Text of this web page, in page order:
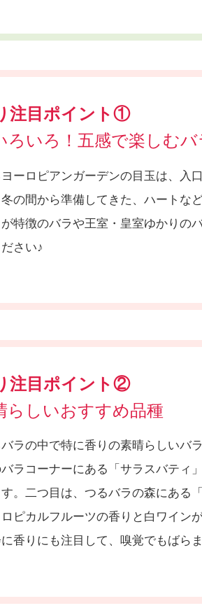
注目ポイント①
ろいろ！五感で楽しむバ
ーロピアンガーデンの目玉は、入
の間から準備してきた、ハートな
特徴のバラや王室・皇室ゆかりの
さい♪
注目ポイント②
らしいおすすめ品種
ラの中で特に香りの素晴らしいバ
ラコーナーにある「サラスバティ
。二つ目は、つるバラの森にある
ピカルフルーツの香りと白ワイン
香りにも注目して、嗅覚でもばら